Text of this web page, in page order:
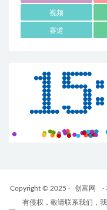
视频
赛道
Copyright © 2025 · 创富网
·
有侵权，敬请联系我们，